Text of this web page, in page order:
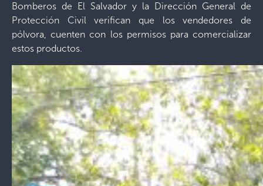
Bomberos de El Salvador y la Dirección General de
Protección Civil verifican que los vendedores de
pólvora, cuenten con los permisos para comercializar
estos productos.